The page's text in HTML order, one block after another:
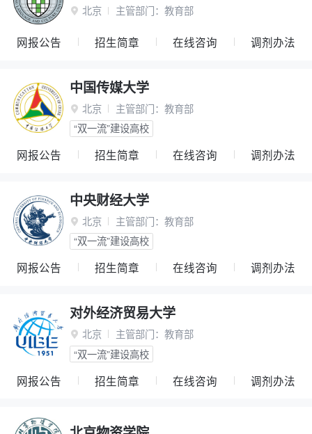
 北京 主管部门： 教育部
网报公告 招生简章 在线咨询 调剂办法
中国传媒大学
 北京 主管部门： 教育部
“双一流”建设高校
网报公告 招生简章 在线咨询 调剂办法
中央财经大学
 北京 主管部门： 教育部
“双一流”建设高校
网报公告 招生简章 在线咨询 调剂办法
对外经济贸易大学
 北京 主管部门： 教育部
“双一流”建设高校
网报公告 招生简章 在线咨询 调剂办法